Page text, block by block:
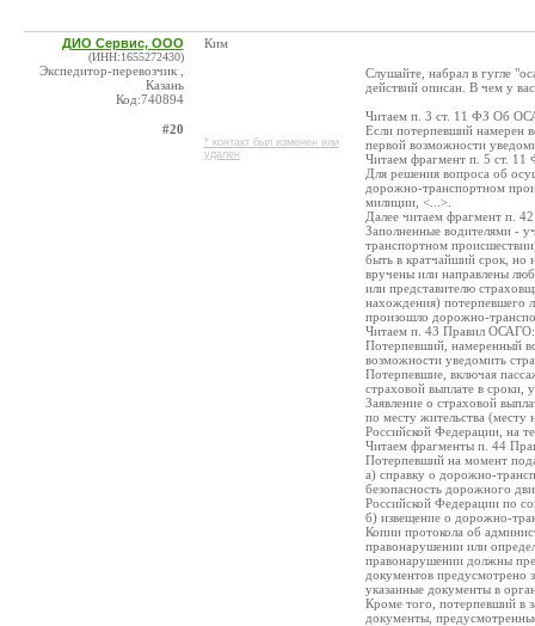
ДИО Сервис, ООО
(ИНН:1655272430)
Экспедитор-перевозчик ,
Казань
Код:740894
#20
Ким
* контакт был изменен или
удален
Слушайте, набрал в гугле
действий описан. В чем у
Читаем п. 3 ст. 11 ФЗ Об
Если потерпевший намерен
первой возможности
Читаем фрагмент п. 5 ст.
Для решения вопроса об
дорожно-транспортном
милиции, <...>.
Далее читаем фрагмент п.
Заполненные водителями -
транспортном
быть в кратчайший срок, но
вручены или направлены
или представителю
нахождения) потерпевшего
произошло дорожно-
Читаем п. 43 Правил ОСАГО:
Потерпевший, намеренный
возможности уведомить
Потерпевшие, включая
страховой выплате в сроки,
Заявление о страховой
по месту жительства (месту
Российской Федерации, на
Читаем фрагменты п. 44
Потерпевший на момент
а) справку о дорожно-
безопасность дорожного
Российской Федерации по
б) извещение о дорожно-
Копии протокола об
правонарушении или
правонарушении должны
документов предусмотрено
указанные документы в
Кроме того, потерпевший в
документы,